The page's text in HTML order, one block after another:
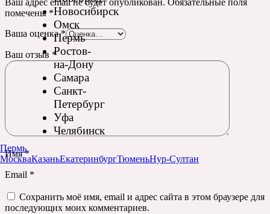
Новосибирск
Омск
Пермь
Ростов-
на-Дону
Самара
Санкт-
Петербург
Уфа
Челябинск
Пермь
МоскваКазаньЕкатеринбургТюменьНур-Султан
Ваш адрес email не будет опубликован. Обязательные поля
помечены *
Ваша оценка*
Ваш отзыв *
Имя*
Email *
Сохранить моё имя, email и адрес сайта в этом браузере для
последующих моих комментариев.